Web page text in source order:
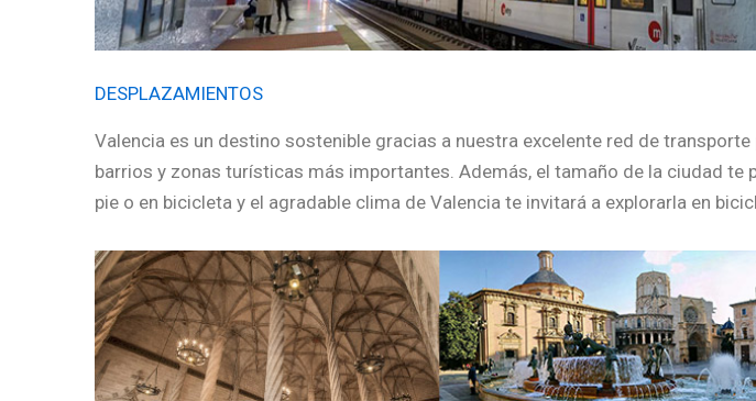
DESPLAZAMIENTOS
Valencia es un destino sostenible gracias a nuestra excelente red de
barrios y zonas turísticas más importantes. Además, el tamaño de la ciudad te
pie o en bicicleta y el agradable clima de Valencia te invitará a explorarla en